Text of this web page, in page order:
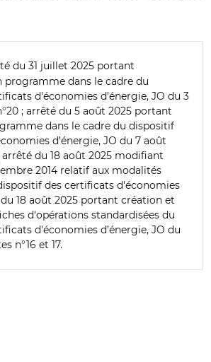
du 31 juillet 2025 portant
dans le cadre du
d'économies d’énergie, JO du 3
; arrêté du 5 août 2025 portant
dans le cadre du dispositif
d’énergie, JO du 7 août
arrêté du 18 août 2025 modifiant
2014 relatif aux modalités
des certificats d'économies
18 août 2025 portant création et
d'opérations standardisées du
d'économies d’énergie, JO du
n°16 et 17.